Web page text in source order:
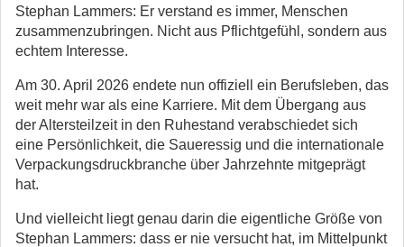
Stephan Lammers: Er verstand es immer, Menschen
zusammenzubringen. Nicht aus Pflichtgefühl, sondern aus
echtem Interesse.
Am 30. April 2026 endete nun offiziell ein Berufsleben, das
weit mehr war als eine Karriere. Mit dem Übergang aus
der Altersteilzeit in den Ruhestand verabschiedet sich
eine Persönlichkeit, die Saueressig und die internationale
Verpackungsdruckbranche über Jahrzehnte mitgeprägt
hat.
Und vielleicht liegt genau darin die eigentliche Größe von
Stephan Lammers: dass er nie versucht hat, im Mittelpunkt